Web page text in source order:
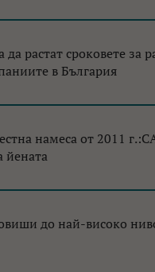
растат сроковете за
в България
намеса от 2011
йената
до най-високо